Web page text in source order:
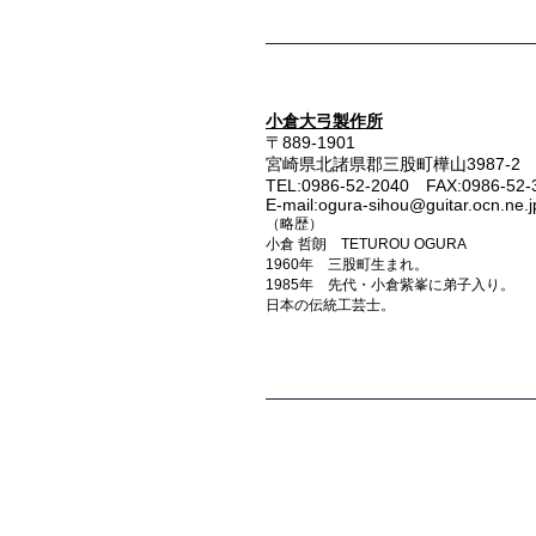
小倉大弓製作所
〒889-1901
宮崎県北諸県郡三股町樺山3987-2
TEL:0986-52-2040 FAX:0986-52-
E-mail:ogura-
（略歴）
小倉 哲朗 TETUROU OGURA
1960年 三股町生まれ。
1985年 先代・小倉紫峯に弟子入り。
日本の伝統工芸士。